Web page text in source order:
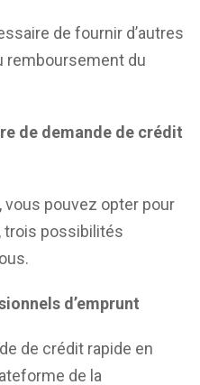
de fournir d’autres
remboursement du
de demande de crédit
pouvez opter pour
trois possibilités
d’emprunt
de crédit rapide en
de la